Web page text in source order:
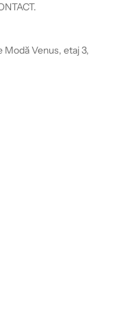
.
Modă Venus, etaj 3,